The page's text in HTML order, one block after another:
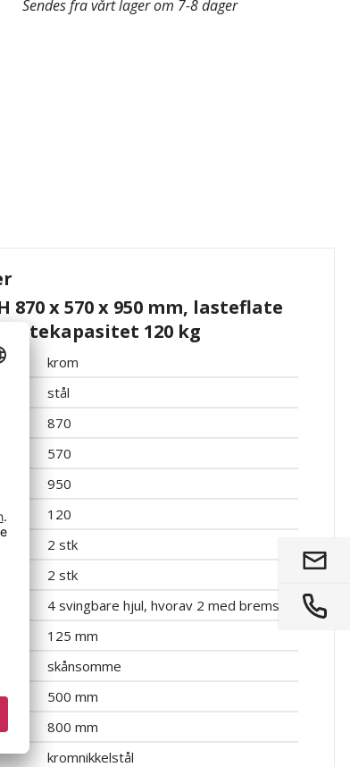
Sendes fra vårt lager om 7-8 dager
x 570 x 950 mm, lasteflate
lastekapasitet 120 kg
krom
stål
870
570
950
120
2 stk
2 stk
4 svingbare hjul, hvorav 2 med brems
125 mm
skånsomme
500 mm
800 mm
kromnikkelstål